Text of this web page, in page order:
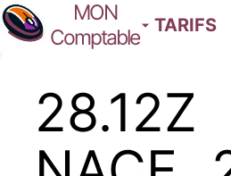
MON
Comptable
TARIFS
28.12Z